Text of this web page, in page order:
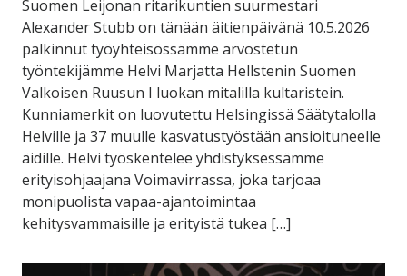
Suomen Leijonan ritarikuntien suurmestari
Alexander Stubb on tänään äitienpäivänä 10.5.2026
palkinnut työyhteisössämme arvostetun
työntekijämme Helvi Marjatta Hellstenin Suomen
Valkoisen Ruusun I luokan mitalilla kultaristein.
Kunniamerkit on luovutettu Helsingissä Säätytalolla
Helville ja 37 muulle kasvatustyöstään ansioituneelle
äidille. Helvi työskentelee yhdistyksessämme
erityisohjaajana Voimavirrassa, joka tarjoaa
monipuolista vapaa-ajantoimintaa
kehitysvammaisille ja erityistä tukea […]